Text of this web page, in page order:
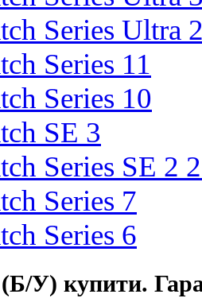
Series Ultra
Series 11
Series 10
SE 3
Series SE 2
Series 7
Series 6
У) купити.